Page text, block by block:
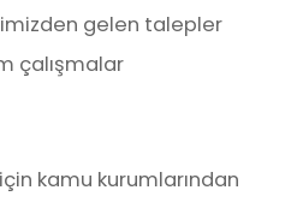
gelen talepler
çalışmalar
kamu kurumlarından